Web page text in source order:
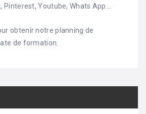
Pinterest, Youtube, Whats App…
obtenir notre planning de
de formation.